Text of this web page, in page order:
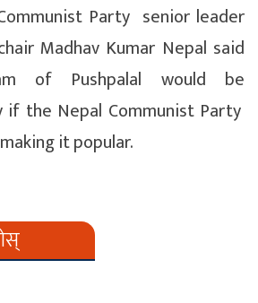
Party senior leader
Madhav Kumar Nepal said
of Pushpalal would be
if the Nepal Communist Party
it popular.